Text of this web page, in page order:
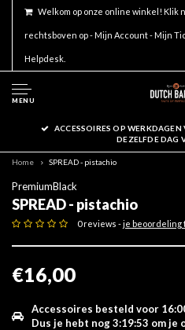
Welkom op onze online winkel! Klik
rechtsboven op - Mijn Account - Mijn
Helpdesk.
MENU
ACCESSOIRES OP
DEZELFDE DAG
Home SPREAD - pistachio
PremiumBlack
SPREAD - pistachio
0 reviews -je beoordeling
€16,00
Accessoires besteld voor
Dus je hebt nog3:19:53 om je